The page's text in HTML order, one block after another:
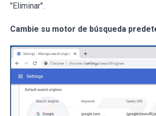
"Eliminar".
Cambie su motor de búsqueda